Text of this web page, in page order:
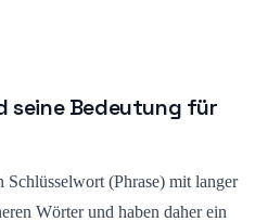
seine Bedeutung für
(Phrase) mit langer
Wörter und haben daher ein